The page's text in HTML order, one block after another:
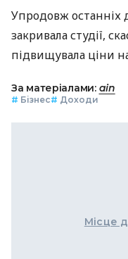
Упродовж останніх
закривала студії,
підвищувала ціни
За матеріалами: ain
# Бізнес# Доходи
Місце